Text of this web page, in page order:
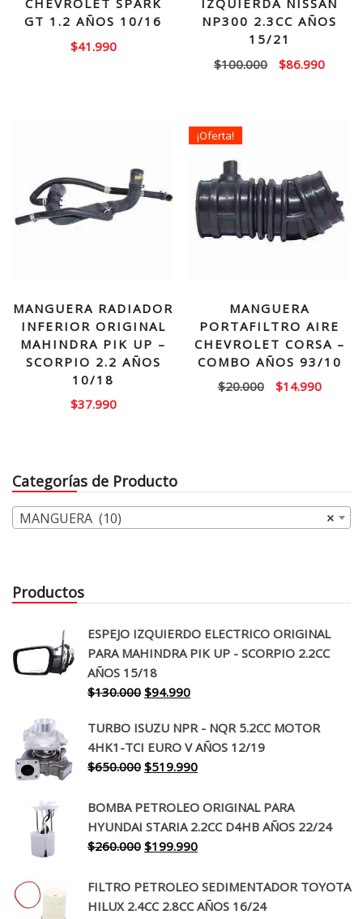
CHEVROLET SPARK
GT 1.2 AÑOS 10/16
$41.990
IZQUIERDA NISSAN
NP300 2.3CC AÑOS
15/21
$100.000
El
$86.990El
MANGUERA RADIADOR
INFERIOR ORIGINAL
MAHINDRA PIK UP –
SCORPIO 2.2 AÑOS
10/18
$37.990
¡Oferta!
MANGUERA
PORTAFILTRO AIRE
CHEVROLET CORSA –
COMBO AÑOS 93/10
$20.000
El
$14.990El
Categorías de Producto
×
MANGUERA (10)
Productos
ESPEJO IZQUIERDO ELECTRICO ORIGINAL
PARA MAHINDRA PIK UP - SCORPIO 2.2CC
AÑOS 15/18
$130.000 El
original
era:
$130.000.
$94.990El
actual
es:
$94.990.
TURBO ISUZU NPR - NQR 5.2CC MOTOR
4HK1-TCI EURO V AÑOS 12/19
$650.000 El
original
era:
$650.000.
$519.990El
actual
es:
$519.990.
BOMBA PETROLEO ORIGINAL PARA
HYUNDAI STARIA 2.2CC D4HB AÑOS 22/24
$260.000 El
original
era:
$199.990El
actual
es:
FILTRO PETROLEO SEDIMENTADOR TOYOTA
HILUX 2.4CC 2.8CC AÑOS 16/24